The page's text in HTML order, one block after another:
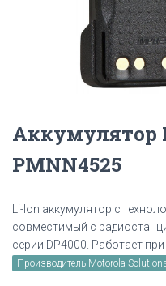
Аккумулятор
PMNN4525
Li-Ion аккумулятор с
совместимый с
серии DP4000. Работает
Производитель Motorola